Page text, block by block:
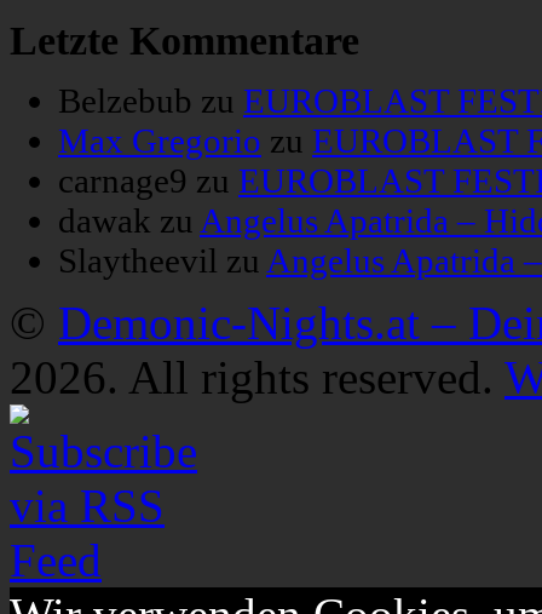
Letzte Kommentare
Belzebub zu EUROBLAST
Max Gregorio zu EUROBLAST
carnage9 zu EUROBLAST
dawak zu Angelus Apatrida –
Slaytheevil zu Angelus Apatrida
© Demonic-Nights.at –
2026. All rights reserved.